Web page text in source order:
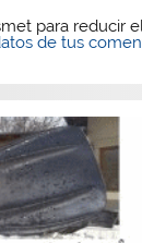
para reducir
de tus